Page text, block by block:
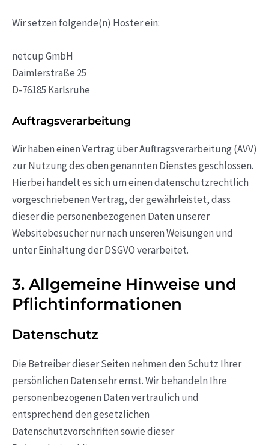
Wir setzen folgende(n) Hoster ein:
netcup GmbH
Daimlerstraße 25
D-76185 Karlsruhe
Auftragsverarbeitung
Wir haben einen Vertrag über Auftragsverarbeitung (AVV)
zur Nutzung des oben genannten Dienstes geschlossen.
Hierbei handelt es sich um einen datenschutzrechtlich
vorgeschriebenen Vertrag, der gewährleistet, dass
dieser die personenbezogenen Daten unserer
Websitebesucher nur nach unseren Weisungen und
unter Einhaltung der DSGVO verarbeitet.
3. Allgemeine Hinweise und
Pflicht­informationen
Datenschutz
Die Betreiber dieser Seiten nehmen den Schutz Ihrer
persönlichen Daten sehr ernst. Wir behandeln Ihre
personenbezogenen Daten vertraulich und
entsprechend den gesetzlichen
Datenschutzvorschriften sowie dieser